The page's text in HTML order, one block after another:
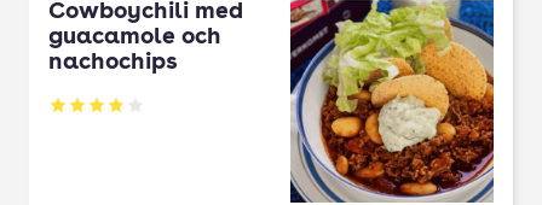
Cowboychili med
guacamole och
nachochips
Betyg: 3.89 av 5